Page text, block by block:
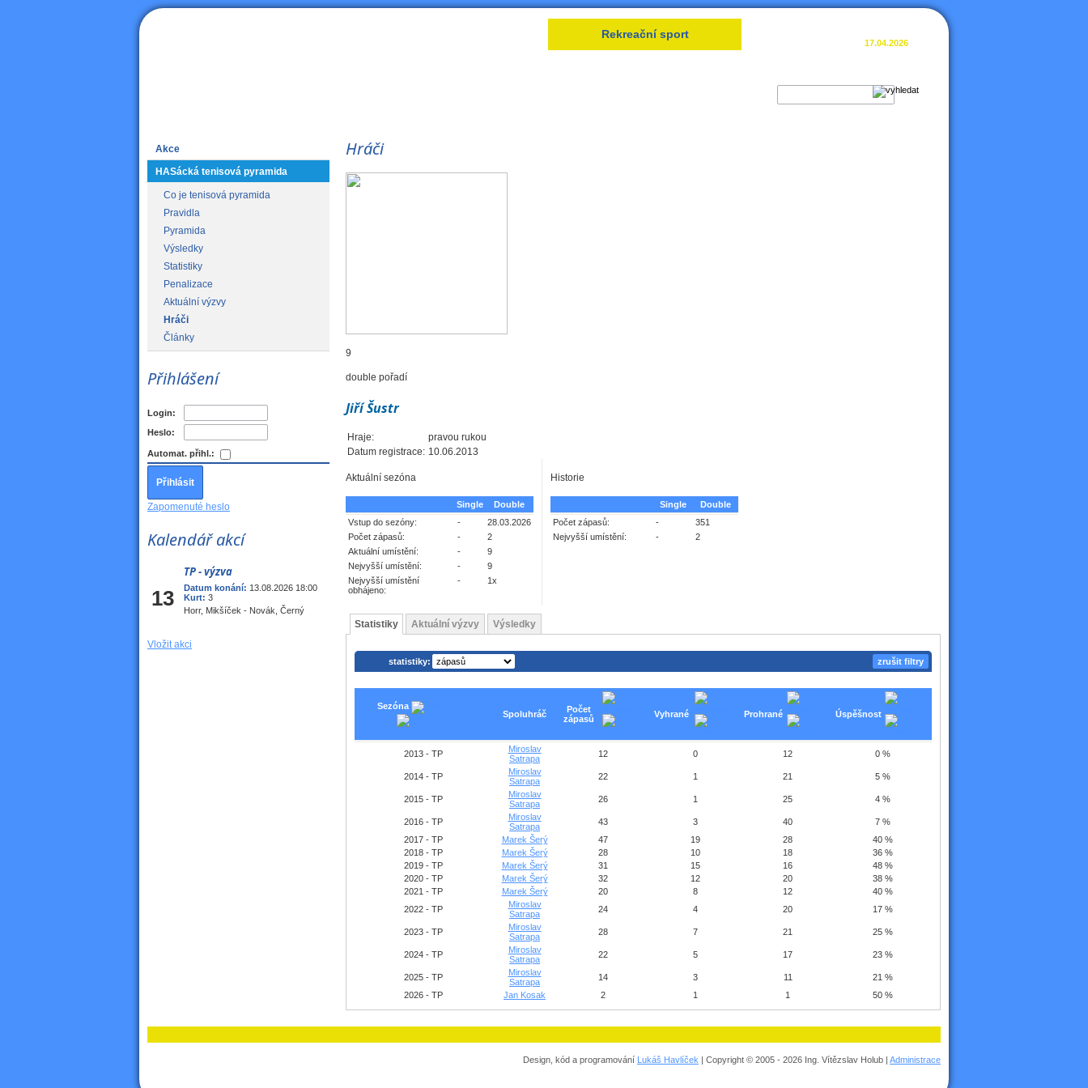
Rekreační sport
17.04.2026
Akce
HASácká tenisová pyramida
Co je tenisová pyramida
Pravidla
Pyramida
Výsledky
Statistiky
Penalizace
Aktuální výzvy
Hráči
Články
Přihlášení
Login:
Heslo:
Automat. přihl.:
Zapomenuté heslo
Kalendář akcí
13
TP - výzva
Datum konání: 13.08.2026 18:00
Kurt: 3
Horr, Mikšíček - Novák, Černý
Vložit akci
Hráči
9
double pořadí
Jiří Šustr
Hraje:
pravou rukou
Datum registrace: 10.06.2013
Aktuální sezóna
Single
Double
Vstup do sezóny:
-
28.03.2026
Počet zápasů:
-
2
Aktuální umístění:
-
9
Nejvyšší umístění:
-
9
Nejvyšší umístění
obhájeno:
- 1x
Historie
Single
Double
Počet zápasů:
-
351
Nejvyšší umístění:
- 2
Statistiky Aktuální výzvy Výsledky
statistiky: zrušit filtry
Sezóna
Spoluhráč
Počet
zápasů
Vyhrané Prohrané Úspěšnost
2013 - TP
Miroslav
Satrapa
12 0 12 0 %
2014 - TP
Miroslav
Satrapa
22 1 21 5 %
2015 - TP
Miroslav
Satrapa
26 1 25 4 %
2016 - TP
Miroslav
Satrapa
43 3 40
7 %
2017 - TP
Marek Šerý 47 19 28
40 %
2018 - TP
Marek Šerý 28 10 18
36 %
2019 - TP
Marek Šerý 31 15 16
48 %
2020 - TP
Marek Šerý 32 12 20
38 %
2021 - TP
Marek Šerý 20 8 12
40 %
2022 - TP
Miroslav
Satrapa
24 4 20 17 %
2023 - TP
Miroslav
Satrapa
28 7 21 25 %
2024 - TP
Miroslav
Satrapa
22 5 17 23 %
2025 - TP
Miroslav
Satrapa
14 3 11
21 %
2026 - TP
Jan Kosak 2 1 1 50 %
Design, kód a programování Lukáš Havlíček | Copyright © 2005 - 2026 Ing. Vítězslav Holub | Administrace